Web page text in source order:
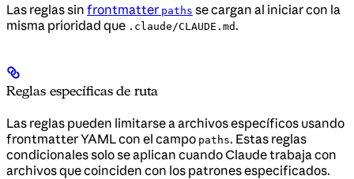
Las reglas sin frontmatter paths se cargan al iniciar con la
misma prioridad que .claude/CLAUDE.md .
Reglas específicas de ruta
Las reglas pueden limitarse a archivos específicos usando
frontmatter YAML con el campo paths. Estas reglas
condicionales solo se aplican cuando Claude trabaja con
archivos que coinciden con los patrones especificados.